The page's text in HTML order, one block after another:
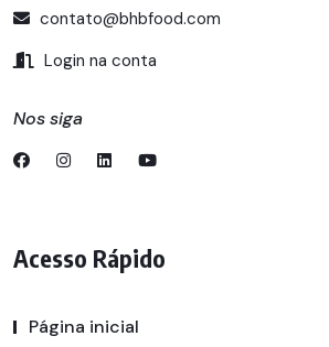
contato@bhbfood.com
Login na conta
Nos siga
Acesso Rápido
Página inicial